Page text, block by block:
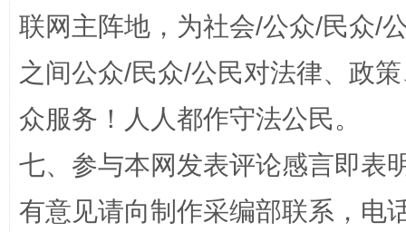
“蜀中异人”王建安的艺术幻境
联网主阵地，为社会/公众/民众/
之间公众/民众/公民对法律、政
众服务！人人都作守法公民。
七、参与本网发表评论感言即表
有意见请向制作采编部联系，电